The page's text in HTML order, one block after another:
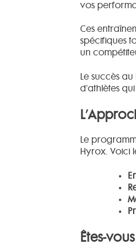
vos
Ces
spécifiques
un
Le succès
d’athlètes
Le
Hyrox. Voici
Êtes-